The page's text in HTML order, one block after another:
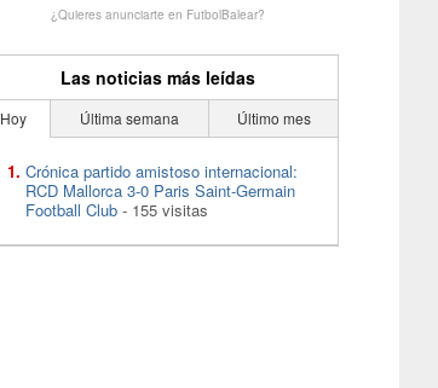
¿Quieres anunciarte en FutbolBalear?
Las noticias más leídas
Hoy Última semana Último mes
Crónica partido amistoso internacional:
RCD Mallorca 3-0 Paris Saint-Germain
Football Club - 155 visitas